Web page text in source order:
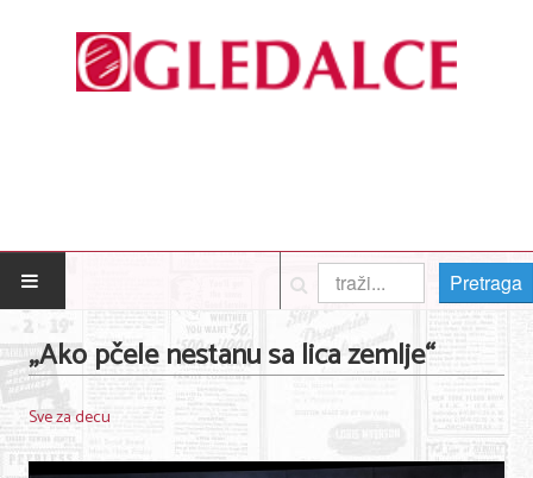
POČETNA
Posao
Pretraga
„Ako pčele nestanu sa lica zemlje“
Sve za decu